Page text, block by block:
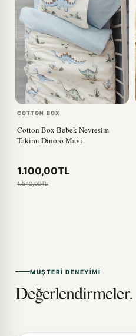
COTTON BOX
Cotton Box Bebek Nevresim
Takimi Dinoro Mavi
1.100,00TL
1.540,00TL
MÜŞTERI DENEYIMI
Değerlendirmeler.